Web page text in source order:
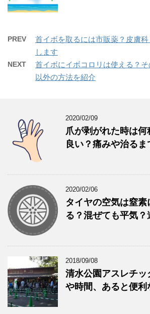
PREV
首イボを取るには市販薬？皮膚
します
NEXT
首イボにイボコロリは使える？
以外の方法を紹介
2020/02/09
爪が剥がれた時は
良い？痛みや治る
2020/02/06
タイヤの空気は窒素
る？混ぜても平気？
2018/09/08
清水公園アスレチ
や時間、あると便利